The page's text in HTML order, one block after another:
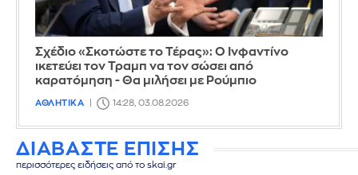
Σχέδιο «Σκοτώστε το Τέρας»: Ο Ινφαντίνο
ικετεύει τον Τραμπ να τον σώσει από
καρατόμηση - Θα μιλήσει με Ρούμπιο
ΑΘΛΗΤΙΚΑ 14:28, 03.08.2026
ΔΙΑΒΑΣΤΕ ΕΠΙΣΗΣ
περισσότερες ειδήσεις από το skai.gr